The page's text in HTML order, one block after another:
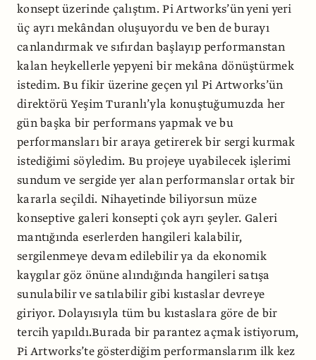
konsept üzerinde çalıştım. Pi Artworks’ün yeni yeri
üç ayrı mekândan oluşuyordu ve ben de burayı
canlandırmak ve sıfırdan başlayıp performanstan
kalan heykellerle yepyeni bir mekâna dönüştürmek
istedim. Bu fikir üzerine geçen yıl Pi Artworks’ün
direktörü Yeşim Turanlı’yla konuştuğumuzda her
gün başka bir performans yapmak ve bu
performansları bir araya getirerek bir sergi kurmak
istediğimi söyledim. Bu projeye uyabilecek işlerimi
sundum ve sergide yer alan performanslar ortak bir
kararla seçildi. Nihayetinde biliyorsun müze
konseptive galeri konsepti çok ayrı şeyler. Galeri
mantığında eserlerden hangileri kalabilir,
sergilenmeye devam edilebilir ya da ekonomik
kaygılar göz önüne alındığında hangileri satışa
sunulabilir ve satılabilir gibi kıstaslar devreye
giriyor. Dolayısıyla tüm bu kıstaslara göre de bir
tercih yapıldı.Burada bir parantez açmak istiyorum,
Pi Artworks’te gösterdiğim performanslarım ilk kez